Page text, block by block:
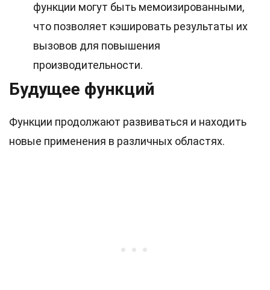
функции могут быть мемоизированными,
что позволяет кэшировать результаты их
вызовов для повышения
производительности.
Будущее функций
Функции продолжают развиваться и находить
новые применения в различных областях.